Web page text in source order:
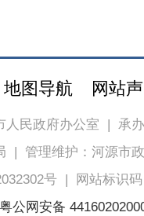
地图导航 网站
人民政府办公室 | 承
| 管理维护：河源市
号|
网站标识
粤公网安备